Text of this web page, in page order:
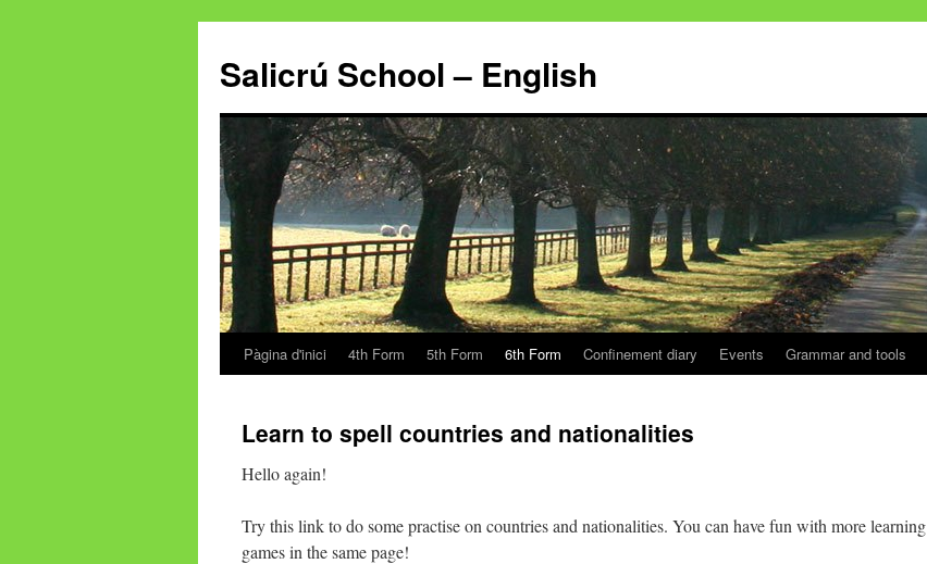
Salicrú School – English
Vés
contingut
Pàgina d'inici 4th Form 5th Form 6th Form Confinement diary Events Grammar and tools
Learn to spell countries and nationalities
Hello again!
Try this link to do some practise on countries and nationalities. You can have fun with more learning
games in the same page!